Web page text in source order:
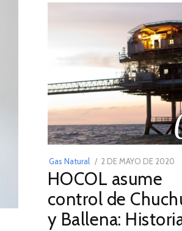
Gas Natural
POSTED
ON
2 DE MAYO DE 2020
HOCOL asume
control de
y Ballena: